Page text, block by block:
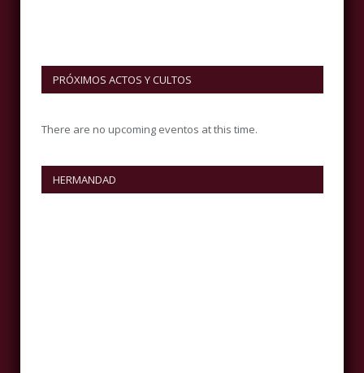
PRÓXIMOS ACTOS Y CULTOS
There are no upcoming eventos at this time.
HERMANDAD